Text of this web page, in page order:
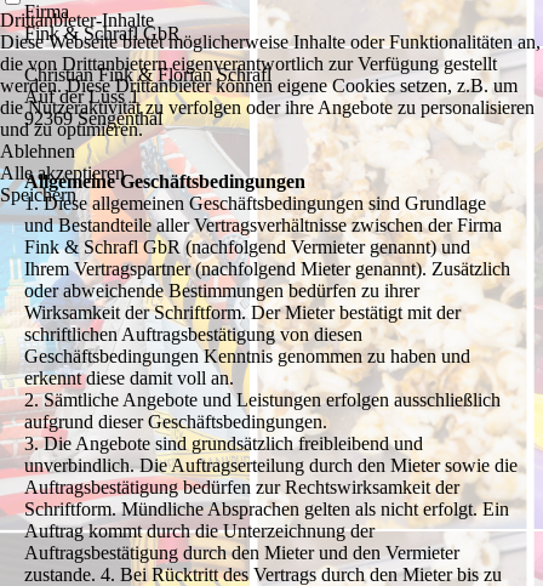
Firma
Fink & Schrafl GbR
Christian Fink & Florian Schrafl
Auf der Lüss 1
92369 Sengenthal
Allgemeine Geschäftsbedingungen
1. Diese allgemeinen Geschäftsbedingungen sind Grundlage
und Bestandteile aller Vertragsverhältnisse zwischen der Firma
Fink & Schrafl GbR (nachfolgend Vermieter genannt) und
Ihrem Vertragspartner (nachfolgend Mieter genannt). Zusätzlich
oder abweichende Bestimmungen bedürfen zu ihrer
Wirksamkeit der Schriftform. Der Mieter bestätigt mit der
schriftlichen Auftragsbestätigung von diesen
Geschäftsbedingungen Kenntnis genommen zu haben und
erkennt diese damit voll an.
2. Sämtliche Angebote und Leistungen erfolgen ausschließlich
aufgrund dieser Geschäftsbedingungen.
3. Die Angebote sind grundsätzlich freibleibend und
unverbindlich. Die Auftragserteilung durch den Mieter sowie die
Auftragsbestätigung bedürfen zur Rechtswirksamkeit der
Schriftform. Mündliche Absprachen gelten als nicht erfolgt. Ein
Auftrag kommt durch die Unterzeichnung der
Auftragsbestätigung durch den Mieter und den Vermieter
zustande. 4. Bei Rücktritt des Vertrags durch den Mieter bis zu
Drittanbieter-Inhalte
Diese Webseite bietet möglicherweise Inhalte oder Funktionalitäten an,
die von Drittanbietern eigenverantwortlich zur Verfügung gestellt
werden. Diese Drittanbieter können eigene Cookies setzen, z.B. um
die Nutzeraktivität zu verfolgen oder ihre Angebote zu personalisieren
und zu optimieren.
Ablehnen
Alle akzeptieren
Speichern